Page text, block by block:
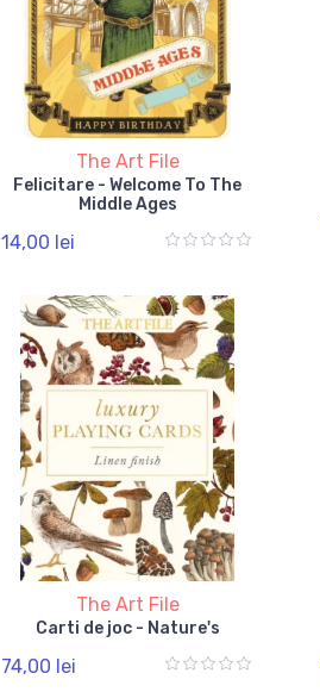
The Art File
Felicitare - Welcome To The
Middle Ages
14,00 lei
The Art File
Carti de joc - Nature's
74,00 lei